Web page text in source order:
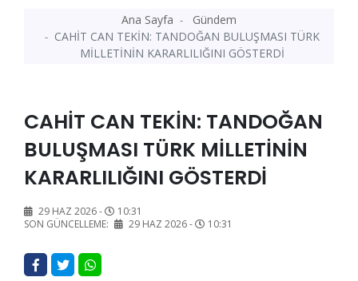
Ana Sayfa
Gündem
CAHİT CAN TEKİN: TANDOĞAN BULUŞMASI TÜRK
MİLLETİNİN KARARLILIĞINI GÖSTERDİ
CAHİT CAN TEKİN: TANDOĞAN
BULUŞMASI TÜRK MİLLETİNİN
KARARLILIĞINI GÖSTERDİ
29 HAZ 2026 -
10:31
SON GÜNCELLEME:
29 HAZ 2026 - 10:31